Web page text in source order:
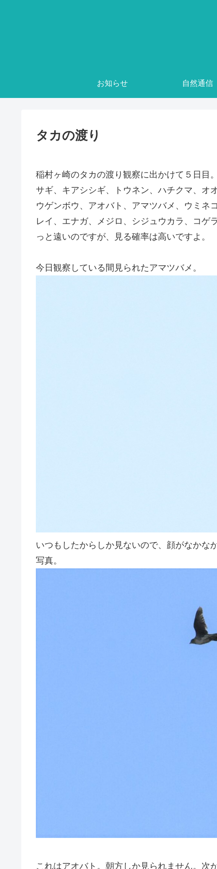
お知らせ 自然通信
タカの渡り
稲村ヶ崎のタカの渡り観察に出かけて５日目
サギ、キアシシギ、トウネン、ハチクマ、オ
ウゲンボウ、アオバト、アマツバメ、ウミネ
レイ、エナガ、メジロ、シジュウカラ、コゲ
っと遠いのですが、見る確率は高いですよ。
今日観察している間見られたアマツバメ。
いつもしたからしか見ないので、顔がなかな
写真。
これはアオバト。朝方しか見られません。次